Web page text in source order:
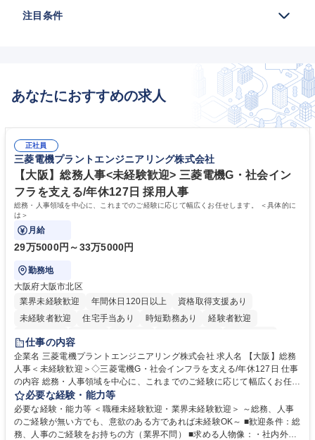
注目条件
あなたにおすすめの求人
正社員
三菱電機プラントエンジニアリング株式会社
【大阪】総務人事<未経験歓迎> 三菱電機G・社会イン
フラを支える/年休127日 採用人事
総務・人事領域を中心に、これまでのご経験に応じて幅広くお任せします。 ＜具体的に
は＞
月給
29万5000円～33万5000円
勤務地
大阪府大阪市北区
業界未経験歓迎
年間休日120日以上
資格取得支援あり
未経験者歓迎
住宅手当あり 時短勤務あり
経験者歓迎
退職金あり
駅近5分以内
土日祝休み 服装自由 寮・社宅あり 食事補助あり
仕事の内容
企業名 三菱電機プラントエンジニアリング株式会社 求人名 【大阪】総務
人事＜未経験歓迎＞◇三菱電機G・社会インフラを支える/年休127日 仕事
の内容 総務・人事領域を中心に、これまでのご経験に応じて幅広くお任せ
します。 ＜具体的には＞ ・総務/人事労務（給与・社保・勤怠管理など）
・採用・教育研修 ・福利厚生運用 など ※基本的には事務所勤務ですが、
採用や教育等の業務内容により、関西圏以外への日帰り・宿泊を伴う国内
出張もございます。 ※担当業務を持ちつつ、お互いに助け合いながら、総
必要な経験・能力等
必要な経験・能力等 ＜職種未経験歓迎・業界未経験歓迎＞ ～総務、人事
のご経験が無い方でも、意欲のある方であれば未経験OK～ ■歓迎条件：総
務、人事のご経験をお持ちの方（業界不問） ■求める人物像：・社内外の